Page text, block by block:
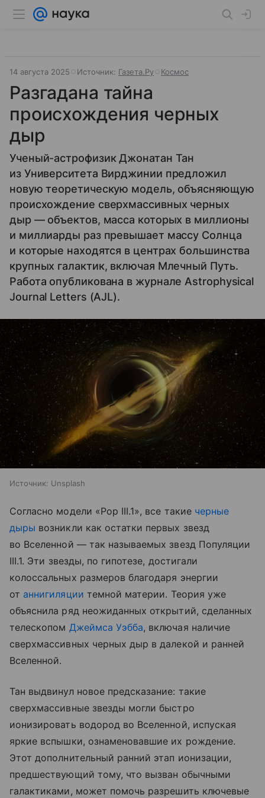
14 августа 2025 Источник: Газета.Ру Космос
Разгадана тайна
происхождения черных
дыр
Ученый-астрофизик Джонатан Тан
из Университета Вирджинии предложил
новую теоретическую модель, объясняющую
происхождение сверхмассивных черных
дыр — объектов, масса которых в миллионы
и миллиарды раз превышает массу Солнца
и которые находятся в центрах большинства
крупных галактик, включая Млечный Путь.
Работа опубликована в журнале Astrophysical
Journal Letters (AJL).
Источник: Unsplash
Согласно модели «Pop III.1», все такие черные
дыры возникли как остатки первых звезд
во Вселенной — так называемых звезд Популяции
III.1. Эти звезды, по гипотезе, достигали
колоссальных размеров благодаря энергии
от аннигиляции темной материи. Теория уже
объяснила ряд неожиданных открытий, сделанных
телескопом Джеймса Уэбба, включая наличие
сверхмассивных черных дыр в далекой и ранней
Вселенной.
Тан выдвинул новое предсказание: такие
сверхмассивные звезды могли быстро
ионизировать водород во Вселенной, испуская
яркие вспышки, ознаменовавшие их рождение.
Этот дополнительный ранний этап ионизации,
предшествующий тому, что вызван обычными
галактиками, может помочь разрешить ключевые